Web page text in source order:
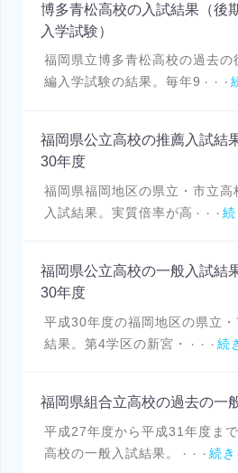
博多青松高校の入試結果（後
入学試験）
福岡県立博多青松高校の過去の
編入学試験の結果。毎年9 ・・・
福岡県公立高校の推薦入試結
30年度
福岡県福岡地区の県立・市立
入試結果。実質倍率が高 ・・・
福岡県公立高校の一般入試結
30年度
平成30年度の福岡地区の県立
結果。第4学区の新宮・
・・・続
福岡県組合立高校の過去の一
平成27年度から平成31年度ま
高校の一般入試結果。
・・・続